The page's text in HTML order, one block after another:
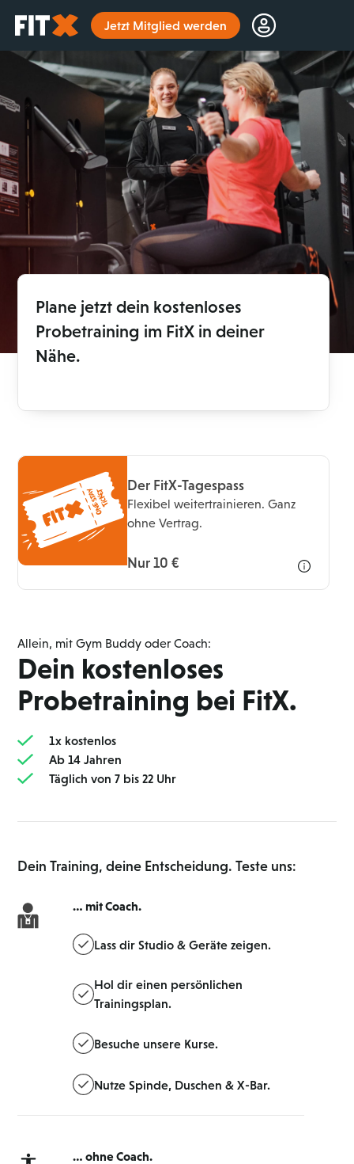
Startseite Jetzt Mitglied werden
Plane jetzt dein kostenloses
Probetraining im FitX in deiner
Nähe.
Der FitX-Tagespass
Flexibel weitertrainieren. Ganz
ohne Vertrag.
Nur 10 €
Allein, mit Gym Buddy oder Coach:
Dein kostenloses
Probetraining bei FitX.
1 x kostenlos
Ab 14 Jahren
Täglich von 7 bis 22 Uhr
Dein Training, deine Entscheidung. Teste uns:
… mit Coach.
Lass dir Studio & Geräte zeigen.
Hol dir einen persönlichen
Trainingsplan.
Besuche unsere Kurse.
Nutze Spinde, Duschen & X-Bar.
… ohne Coach.